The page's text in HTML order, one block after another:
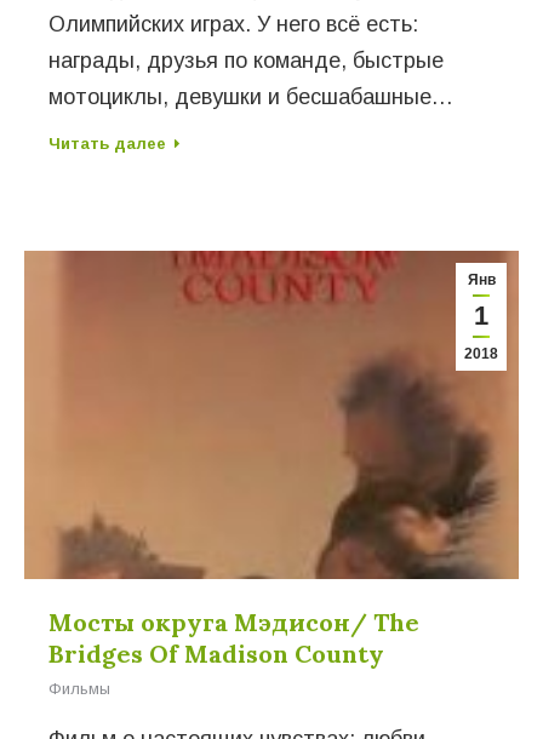
Олимпийских играх. У него всё есть:
награды, друзья по команде, быстрые
мотоциклы, девушки и бесшабашные…
Читать далее
Янв
1
2018
Мосты округа Мэдисон/ The
Bridges Of Madison County
Фильмы